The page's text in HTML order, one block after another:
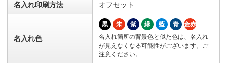
名入れ印刷方法 オフセット
名入れ色
黒 朱 紫 緑 藍 青
金赤
名入れ箇所の背景色と似た色は、名入れ
が見えなくなる可能性がございます。ご
注意ください。